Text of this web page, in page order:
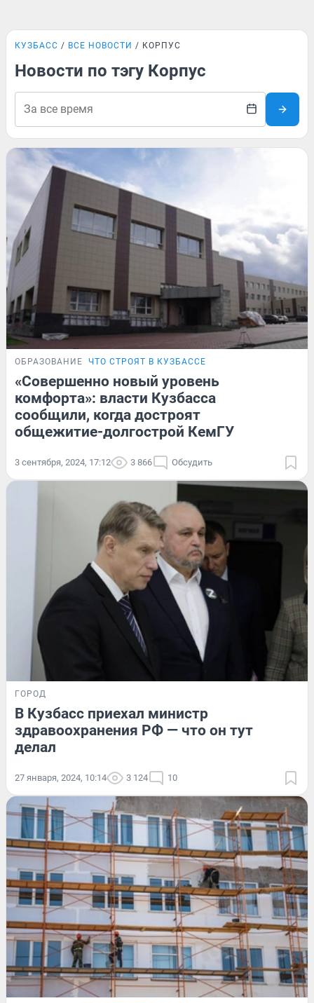
КУЗБАСС ВСЕ НОВОСТИ КОРПУС
Новости по тэгу Корпус
ОБРАЗОВАНИЕ ЧТО СТРОЯТ В КУЗБАССЕ
«Совершенно новый уровень
комфорта»: власти Кузбасса
сообщили, когда достроят
общежитие-долгострой КемГУ
3 сентября, 2024, 17:12 3 866 Обсудить
ГОРОД
В Кузбасс приехал министр
здравоохранения РФ — что он тут
делал
27 января, 2024, 10:14 3 124 10